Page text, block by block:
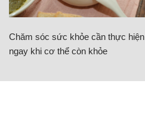
Chăm sóc sức khỏe cần thực hiện
ngay khi cơ thể còn khỏe